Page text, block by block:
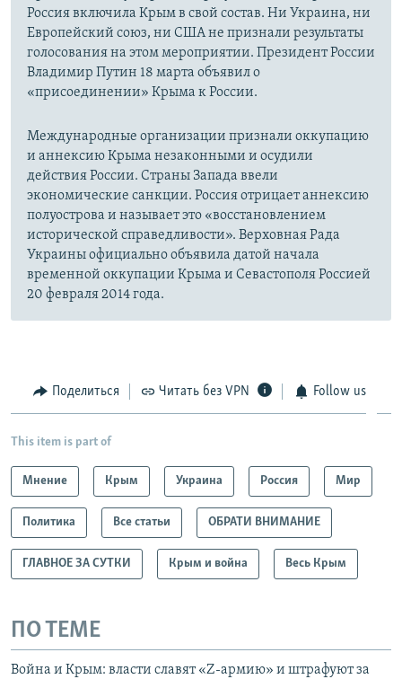
Россия включила Крым в свой состав. Ни Украина, ни
Европейский союз, ни США не признали результаты
голосования на этом мероприятии. Президент России
Владимир Путин 18 марта объявил о
«присоединении» Крыма к России.
Международные организации признали оккупацию
и аннексию Крыма незаконными и осудили
действия России. Страны Запада ввели
экономические санкции. Россия отрицает аннексию
полуострова и называет это «восстановлением
исторической справедливости». Верховная Рада
Украины официально объявила датой начала
временной оккупации Крыма и Севастополя Россией
20 февраля 2014 года.
Поделиться Читать без VPN Follow us
This item is part of
Мнение Крым Украина Россия Мир
Политика Все статьи ОБРАТИ ВНИМАНИЕ
ГЛАВНОЕ ЗА СУТКИ Крым и война Весь Крым
ПО ТЕМЕ
Война и Крым: власти славят «Z-армию» и штрафуют за